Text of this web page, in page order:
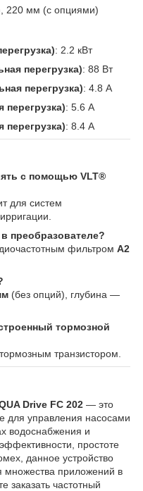
220 мм (с опциями)
: 2.2 кВт
перегрузка): 88 Вт
перегрузка): 4.8 A
: 5.6 A
: 8.4 A
с помощью VLT®
для систем
преобразователе?
фильтром А2
(без опций), глубина —
тормозной
транзистором.
Drive FC 202 — это
для управления насосами
водоснабжения и
простоте
данное устройство
приложений в
заказать частотный